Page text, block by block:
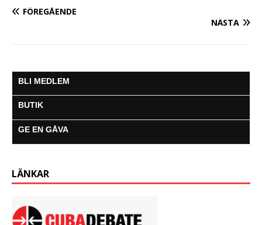
FÖREGÅENDE
NÄSTA
BLI MEDLEM
BUTIK
GE EN GÅVA
LÄNKAR